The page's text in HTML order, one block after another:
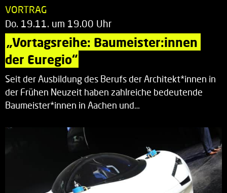
VORTRAG
Do. 19.11. um 19.00 Uhr
„Vortagsreihe: Baumeister:innen
der Euregio“
Seit der Ausbildung des Berufs der Architekt*innen in
der Frühen Neuzeit haben zahlreiche bedeutende
Baumeister*innen in Aachen und…